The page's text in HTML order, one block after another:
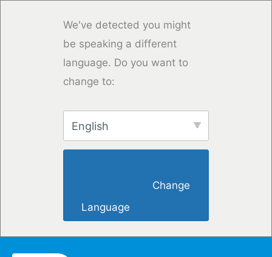
We've detected you might
be speaking a different
language. Do you want to
change to:
English
Language